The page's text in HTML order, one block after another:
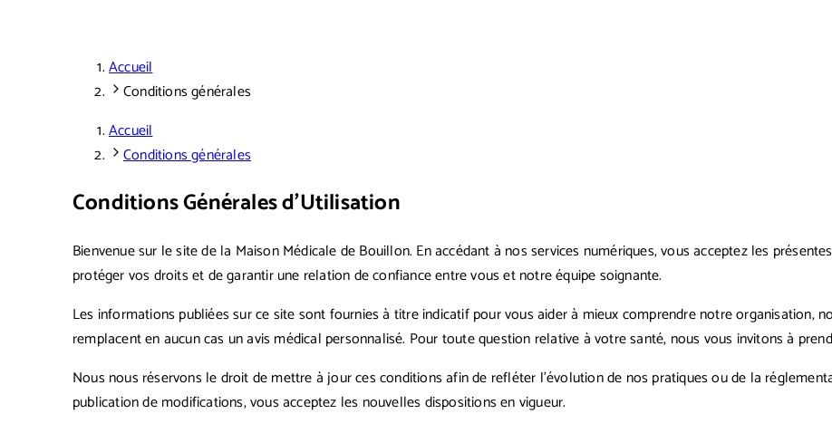
Accueil
Conditions générales
Accueil
Conditions générales
Conditions Générales d’Utilisation
Bienvenue sur le site de la Maison Médicale de Bouillon. En accédant à nos services numériques, vous acceptez les
protéger vos droits et de garantir une relation de confiance entre vous et notre équipe soignante.
Les informations publiées sur ce site sont fournies à titre indicatif pour vous aider à mieux comprendre notre organisation,
remplacent en aucun cas un avis médical personnalisé. Pour toute question relative à votre santé, nous vous invitons à
Nous nous réservons le droit de mettre à jour ces conditions afin de refléter l’évolution de nos pratiques ou de la
publication de modifications, vous acceptez les nouvelles dispositions en vigueur.